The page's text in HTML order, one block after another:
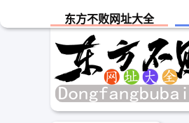
东方不败网址大全